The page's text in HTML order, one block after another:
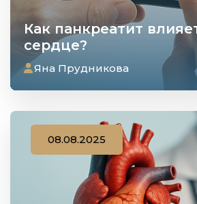
Как панкреатит
сердце?
Яна Прудникова
08.08.2025